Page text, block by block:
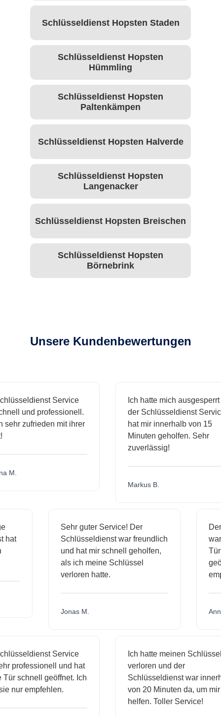
Schlüsseldienst Hopsten Staden
Schlüsseldienst Hopsten
Hümmling
Schlüsseldienst Hopsten
Paltenkämpen
Schlüsseldienst Hopsten Halverde
Schlüsseldienst Hopsten
Langenacker
Schlüsseldienst Hopsten Breischen
Schlüsseldienst Hopsten
Börnebrink
Unsere Kundenbewertungen
Service
und professionell.
zufrieden mit ihrer
M.
Ich hatte mich ausgesperrt
der Schlüsseldienst Service
hat mir innerhalb von 15
Minuten geholfen. Sehr
zuverlässig!
Markus B.
hat
Sehr guter Service! Der
Schlüsseldienst war freundlich
und hat mir schnell geholfen,
als ich meine Schlüssel
verloren hatte.
Jonas M.
Service
professionell und hat
schnell geöffnet. Ich
nur empfehlen.
Ich hatte meinen Schlüssel
verloren und der
Schlüsseldienst war
von 20 Minuten da, um mir
helfen. Toller Service!